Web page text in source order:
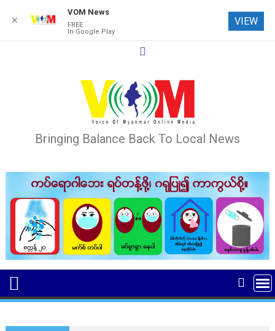
Bringing Balance Back To Local News
✕
VOM News
FREE
In Google Play
VIEW